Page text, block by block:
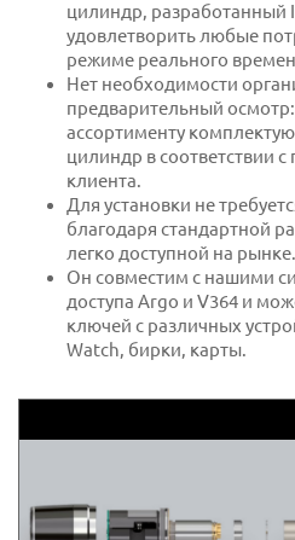
цилиндр, разработанный
удовлетворить любые
режиме реального
Нет необходимости
предварительный
ассортименту
цилиндр в соответствии
клиента.
Для установки не
благодаря стандартной
легко доступной на рынке.
Он совместим с нашими
доступа Argo и V364 и
ключей с различных
Watch, бирки, карты.